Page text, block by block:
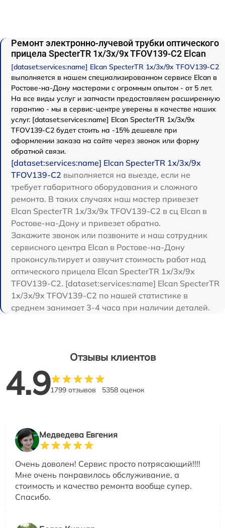
Ремонт электронно-лучевой трубки оптического
прицела SpecterTR 1x/3x/9x TFOV139-C2 Elcan
[dataset:services:name] Elcan SpecterTR 1x/3x/9x TFOV139-C2
выполняется в нашем специализированном сервисе Elcan в
Ростове-на-Дону мастерами с огромным опытом - от 5 лет.
На все виды услуг и запчасти предоставляем расширенную
гарантию - мы в сервис-центре уверены в качестве наших
услуг. [dataset:services:name] Elcan SpecterTR 1x/3x/9x
TFOV139-C2 будет стоить на -15% дешевле при
оформлении заказа на сайте через звонок или форму
обратной связи.
[dataset:services:name] Elcan SpecterTR 1x/3x/9x
TFOV139-C2 выполняется на выезде, если не
требует габаритного оборудования и сложного
ремонта. В таких случаях наш мастер привезет
Elcan SpecterTR 1x/3x/9x TFOV139-C2 в сц Elcan в
Ростове-на-Дону и привезет обратно.
Закажите звонок или позвоните и наш сотрудник
сервисного центра Elcan в Ростове-на-Дону
проконсультирует и озвучит стоимость работ над
оптического прицела Elcan SpecterTR 1x/3x/9x
TFOV139-C2. [dataset:services:name] Elcan SpecterTR
1x/3x/9x TFOV139-C2 по нашей статистике в
среднем занимает 3-4 часа при наличии деталей.
Отзывы клиентов
4.91799 отзывов 5358 оценок
Медведева Евгения
Очень доволен! Сервис просто потрясающий!!!!
Мне очень понравилось обслуживание, а
стоимость и качество ремонта вообще супер.
Спасибо.